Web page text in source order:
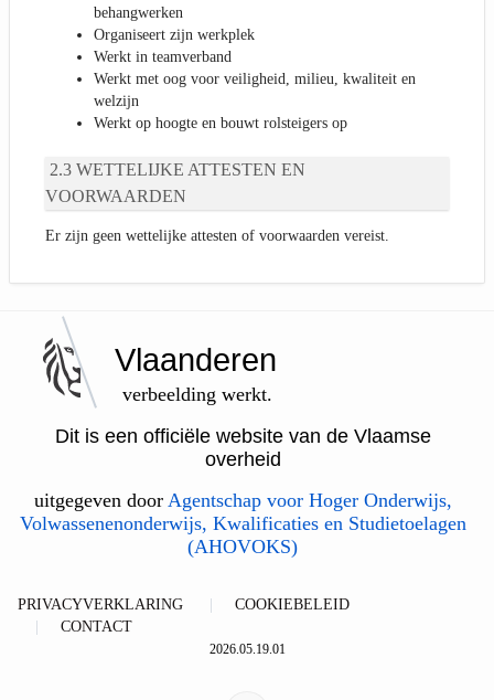
behangwerken
Organiseert zijn werkplek
Werkt in teamverband
Werkt met oog voor veiligheid, milieu, kwaliteit en
welzijn
Werkt op hoogte en bouwt rolsteigers op
WETTELIJKE ATTESTEN EN
VOORWAARDEN
Er zijn geen wettelijke attesten of voorwaarden vereist.
Vlaanderen
verbeelding werkt.
Dit is een officiële website van de Vlaamse
overheid
uitgegeven door Agentschap voor Hoger Onderwijs,
Volwassenenonderwijs, Kwalificaties en Studietoelagen
(AHOVOKS)
PRIVACYVERKLARING
COOKIEBELEID
CONTACT
2026.05.19.01